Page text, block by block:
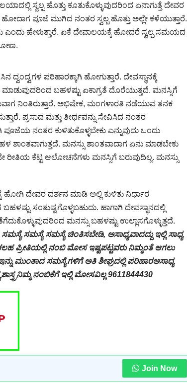
ಸ್ವಲ್ಪ ಹೊತ್ತು ಕೂತುಕೊಳ್ಳುವುದರಿಂದ ಏನಾಗುತ್ತೆ ದೇವರ
ಪೂಜೆ ಮುಗಿದ ನಂತರ ಸ್ವಲ್ಪ ಹೊತ್ತು ಅಲ್ಲೇ ಕಳೆಯುತ್ತಾರೆ.
ಎಂದು ಹೇಳುತ್ತಾರೆ. ಏಕೆ ದೇವಾಲಯಕ್ಕೆ ಹೋದರೆ ಸ್ವಲ್ಪ ಸಮಯದ
ದ್ವಂದ್ವಗಳ ಪರಿಹಾರಕ್ಕಾಗಿ ಹೋಗುತ್ತಾರೆ. ದೇವಸ್ಥಾನಕ್ಕೆ
ಬಹಳಷ್ಟು ಏಕಾಗ್ರತೆ ದೊರೆಯುತ್ತದೆ. ಮನಸ್ಸಿಗೆ
ನಿಂತಿರುತ್ತಾರೆ. ಅಭಿಷೇಕ, ಮಂಗಳಾರತಿ ನಡೆಯುವ ತನಕ
ಪ್ರಸಾದ ಮತ್ತು ತೀರ್ಥವನ್ನು ಸೇವಿಸಿದ ನಂತರ
ಪೂಜೆಯ ನಂತರ ಕುಳಿತುಕೊಳ್ಳಬೇಕು ಎನ್ನುವುದು ಒಂದು
ಶಾಂತವಾಗುತ್ತದೆ. ಮನಸ್ಸು ಶಾಂತವಾದಾಗ ಏನು ಮಾಡಬೇಕು
ರೀತಿಯ ಕೆಟ್ಟ ಆಲೋಚನೆಗಳು ಮನಸ್ಸಿಗೆ ಬರುವುದಿಲ್ಲ. ಮನಸ್ಸು
ಹೋಗಿ ದೇವರ ದರ್ಶನ ಮಾಡಿ ಅಲ್ಲಿ ಕುಳಿತು ನಿರ್ಧಾರ
ಸಂತುಷ್ಟಗೊಳ್ಳಬಹುದು. ಹಾಗಾಗಿ ದೇವಸ್ಥಾನದಲ್ಲಿ
ಮನಸ್ಸು ಬಹಳಷ್ಟು ಉಲ್ಲಾಸಗೊಳ್ಳುತ್ತದೆ.
ಸಮಸ್ಯೆ ಸಮಸ್ಯೆ ಚಿಂತಿಸಬೇಡಿ, ಅಸಾಧ್ಯವಾದದ್ದು ಇಲ್ಲಿ ಸಾಧ್ಯ
ಪ್ರೀತಿಯಲ್ಲಿ ನಂಬಿ ಮೋಸ ಇಷ್ಟಪಟ್ಟವರು ನಿಮ್ಮಂತೆ ಆಗಲು
ಮುಂತಾದ ಸಮಸ್ಯೆಗಳಿಗೆ ಅತಿ ಶೀಘ್ರದಲ್ಲಿ ಪರಿಹಾರಅಸಾಧ್ಯ
ನಂಬಿಕೆಗೆ ಇಲ್ಲಿ ಮೋಸವಿಲ್ಲ 9611844430
Join Now